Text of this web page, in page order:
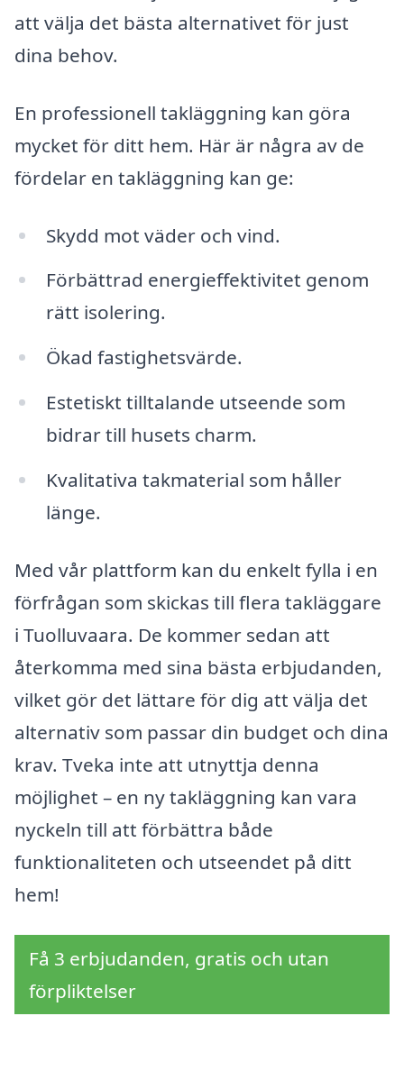
att välja det bästa alternativet för just
dina behov.
En professionell takläggning kan göra
mycket för ditt hem. Här är några av de
fördelar en takläggning kan ge:
Skydd mot väder och vind.
Förbättrad energieffektivitet genom
rätt isolering.
Ökad fastighetsvärde.
Estetiskt tilltalande utseende som
bidrar till husets charm.
Kvalitativa takmaterial som håller
länge.
Med vår plattform kan du enkelt fylla i en
förfrågan som skickas till flera takläggare
i Tuolluvaara. De kommer sedan att
återkomma med sina bästa erbjudanden,
vilket gör det lättare för dig att välja det
alternativ som passar din budget och dina
krav. Tveka inte att utnyttja denna
möjlighet – en ny takläggning kan vara
nyckeln till att förbättra både
funktionaliteten och utseendet på ditt
hem!
Få 3 erbjudanden, gratis och utan
förpliktelser